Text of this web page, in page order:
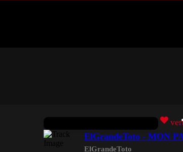
ElGrandeToto - MON
ElGrandeToto